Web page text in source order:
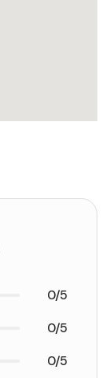
0/5
0/5
0/5